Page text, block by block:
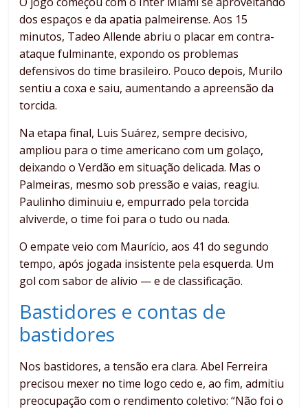
dos espaços e da apatia palmeirense. Aos 15
minutos, Tadeo Allende abriu o placar em contra-
ataque fulminante, expondo os problemas
defensivos do time brasileiro. Pouco depois, Murilo
sentiu a coxa e saiu, aumentando a apreensão da
torcida.
Na etapa final, Luis Suárez, sempre decisivo,
ampliou para o time americano com um golaço,
deixando o Verdão em situação delicada. Mas o
Palmeiras, mesmo sob pressão e vaias, reagiu.
Paulinho diminuiu e, empurrado pela torcida
alviverde, o time foi para o tudo ou nada.
O empate veio com Maurício, aos 41 do segundo
tempo, após jogada insistente pela esquerda. Um
gol com sabor de alívio — e de classificação.
Bastidores e contas de
bastidores
Nos bastidores, a tensão era clara. Abel Ferreira
precisou mexer no time logo cedo e, ao fim, admitiu
preocupação com o rendimento coletivo: “Não foi o